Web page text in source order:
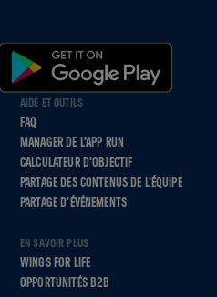
AIDE ET OUTILS
FAQ
MANAGER DE L'APP RUN
CALCULATEUR D'OBJECTIF
PARTAGE DES CONTENUS DE L'ÉQUIPE
PARTAGE D'ÉVÉNEMENTS
EN SAVOIR PLUS
WINGS FOR LIFE
OPPORTUNITÉS B2B